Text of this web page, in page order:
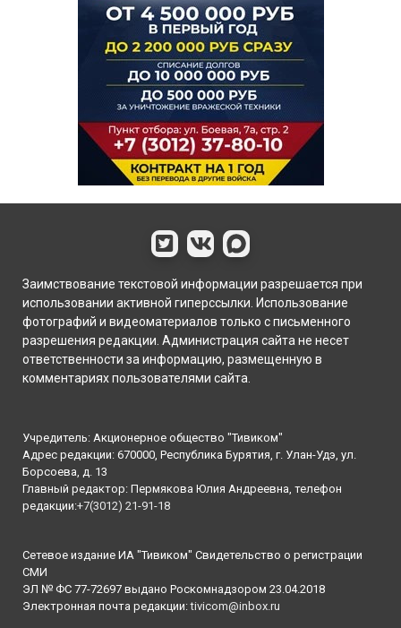
Заимствование текстовой информации разрешается при
использовании активной гиперссылки. Использование
фотографий и видеоматериалов только с письменного
разрешения редакции. Администрация сайта не несет
ответственности за информацию, размещенную в
комментариях пользователями сайта.
Учредитель: Акционерное общество "Тивиком"
Адрес редакции: 670000, Республика Бурятия, г. Улан-Удэ, ул.
Борсоева, д. 13
Главный редактор: Пермякова Юлия Андреевна, телефон
редакции:+7(3012) 21-91-18
Сетевое издание ИА "Тивиком" Свидетельство о регистрации
СМИ
ЭЛ № ФС 77-72697 выдано Роскомнадзором 23.04.2018
Электронная почта редакции:tivicom@inbox.ru